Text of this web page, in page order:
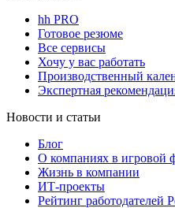
hh PRO
Готовое резюме
Все сервисы
Хочу у вас работать
Производственный
Экспертная
Новости и статьи
Блог
О компаниях в игровой
Жизнь в компании
ИТ-проекты
Рейтинг работодателей